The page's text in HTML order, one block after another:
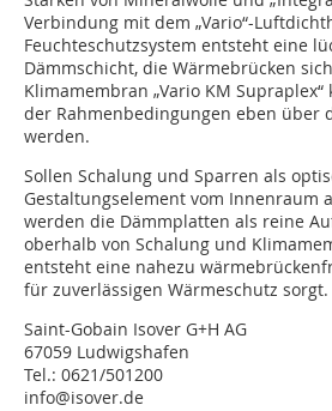
Verbindung mit dem „Vario“-
Feuchteschutzsystem entsteht eine
Dämmschicht, die Wärmebrücken
Klimamembran „Vario KM
der Rahmenbedingungen eben über
werden.
Sollen Schalung und Sparren als
Gestaltungselement vom Innenraum
werden die Dämmplatten als reine
oberhalb von Schalung und
entsteht eine nahezu
für zuverlässigen Wärmeschutz sorgt.
Saint-Gobain Isover G+H AG
67059 Ludwigshafen
Tel.: 0621/501200
info@isover.de